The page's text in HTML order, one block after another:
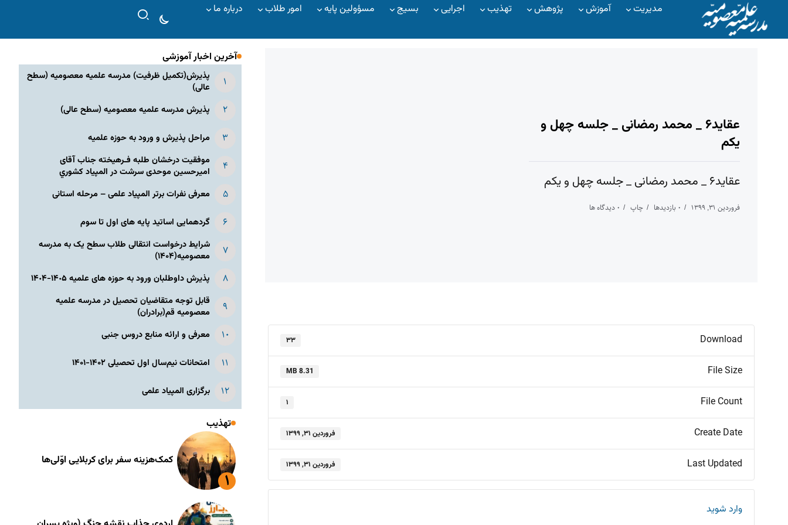
مدیریت آموزش پژوهش تهذیب اجرایی بسیج مسؤولین پایه امور طلاب درباره ما
عقاید۶ _ محمد رمضانی _ جلسه چهل و
یکم
عقاید۶ _ محمد رمضانی _ جلسه چهل و یکم
فروردین ۳۱, ۱۳۹۹ ۰ بازدیدها چاپ ۰ دیدگاه ها
Download ۳۳
File Size
8.31 MB
File Count ۱
Create Date فروردین ۳۱, ۱۳۹۹
Last Updated فروردین ۳۱, ۱۳۹۹
وارد شوید
آخرین اخبار آموزشی
پذیرش(تکمیل ظرفیت) مدرسه علمیه معصومیه‌ (سطح
عالی)
پذیرش مدرسه علمیه معصومیه‌ (سطح عالی)
مراحل پذیرش و ورود به حوزه علمیه
موفقیت درخشان طلبه فـرهیخته جناب آقای
امیرحسین موحدی سرشت در المپياد كشوري
معرفی نفرات برتر المپیاد علمی – مرحله استانی
گردهمایی اساتید پایه های اول تا سوم
شرایط درخواست انتقالی طلاب سطح یک به مدرسه
معصومیه(۱۴۰۴)
پذیرش داوطلبان ورود به حوزه های علمیه ١۴٠۵-١۴٠۴
قابل توجه متقاضیان تحصیل در مدرسه علمیه
معصومیه قم(برادران)
معرفی و ارائه منابع دروس جنبی
امتحانات نیم‌سال اول تحصیلی ۱۴۰۲-۱۴۰۱
برگزاری المپیاد علمی
تهذیب
کمک‌هزینه سفر برای کربلایی اوّلی‌ها